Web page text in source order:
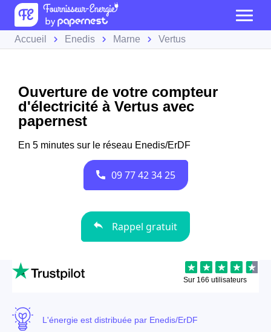
Accueil Enedis Marne Vertus